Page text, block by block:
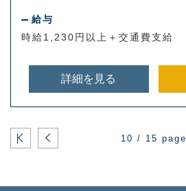
給与
時給1,230円以上＋交通費支給
詳細を見る
10 / 15 page